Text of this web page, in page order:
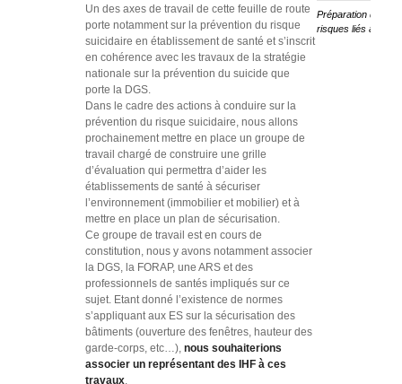
Un des axes de travail de cette feuille de route
porte notamment sur la prévention du risque
suicidaire en établissement de santé et s’inscrit
en cohérence avec les travaux de la stratégie
nationale sur la prévention du suicide que
porte la DGS.
Dans le cadre des actions à conduire sur la
prévention du risque suicidaire, nous allons
prochainement mettre en place un groupe de
travail chargé de construire une grille
d’évaluation qui permettra d’aider les
établissements de santé à sécuriser
l’environnement (immobilier et mobilier) et à
mettre en place un plan de sécurisation.
Ce groupe de travail est en cours de
constitution, nous y avons notamment associer
la DGS, la FORAP, une ARS et des
professionnels de santés impliqués sur ce
sujet. Etant donné l’existence de normes
s’appliquant aux ES sur la sécurisation des
bâtiments (ouverture des fenêtres, hauteur des
garde-corps, etc…), nous souhaiterions
associer un représentant des IHF à ces
travaux.
Préparation des
risques liés au